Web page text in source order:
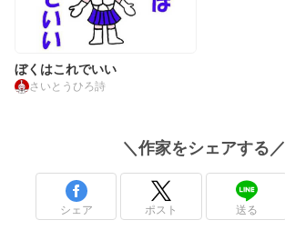
ぼくはこれでいい
さいとうひろ詩
＼ 作家をシェアする／
シェア ポスト 送る